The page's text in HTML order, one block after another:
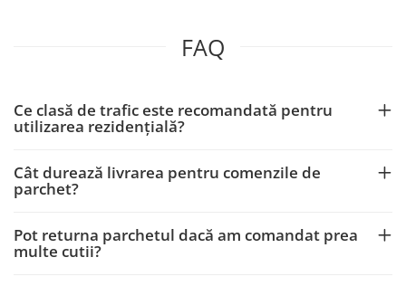
FAQ
Ce clasă de trafic este recomandată pentru
utilizarea rezidențială?
Cât durează livrarea pentru comenzile de
parchet?
Pot returna parchetul dacă am comandat prea
multe cutii?